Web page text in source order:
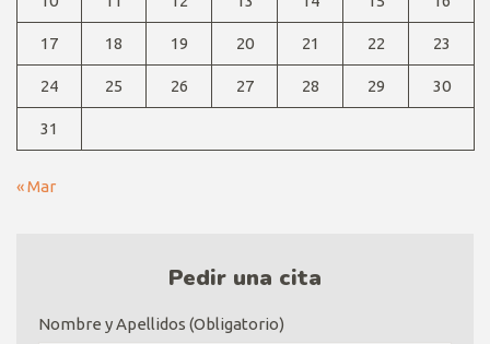
17 18 19 20 21 22 23
24 25 26 27 28 29 30
31
« Mar
Pedir una cita
Nombre y Apellidos (Obligatorio)